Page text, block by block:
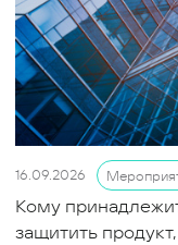
16.09.2026
Кому
защитить